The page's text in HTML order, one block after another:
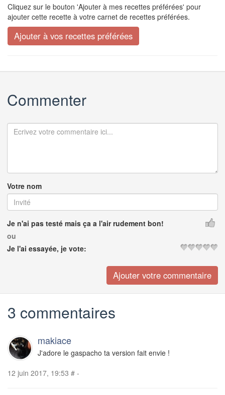
Cliquez sur le bouton 'Ajouter à mes recettes préférées' pour
ajouter cette recette à votre carnet de recettes préférées.
Commenter
Votre nom
Je n'ai pas testé mais ça a l'air rudement bon!
ou
Je l'ai essayée, je vote:
3 commentaires
makiace
J'adore le gaspacho ta version fait envie !
12 juin 2017, 19:53 # -